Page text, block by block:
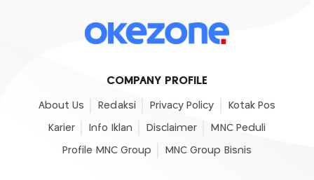
COMPANY PROFILE
About Us Redaksi Privacy Policy Kotak Pos
Karier Info Iklan Disclaimer MNC Peduli
Profile MNC Group MNC Group Bisnis